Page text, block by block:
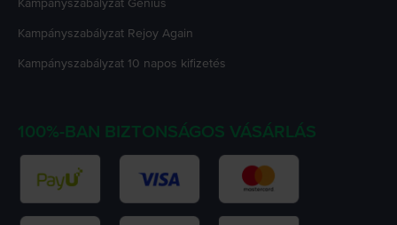
Kampányszabályzat Genius
Kampányszabályzat Rejoy Again
Kampányszabályzat 10 napos kifizetés
100%-BAN BIZTONSÁGOS VÁSÁRLÁS